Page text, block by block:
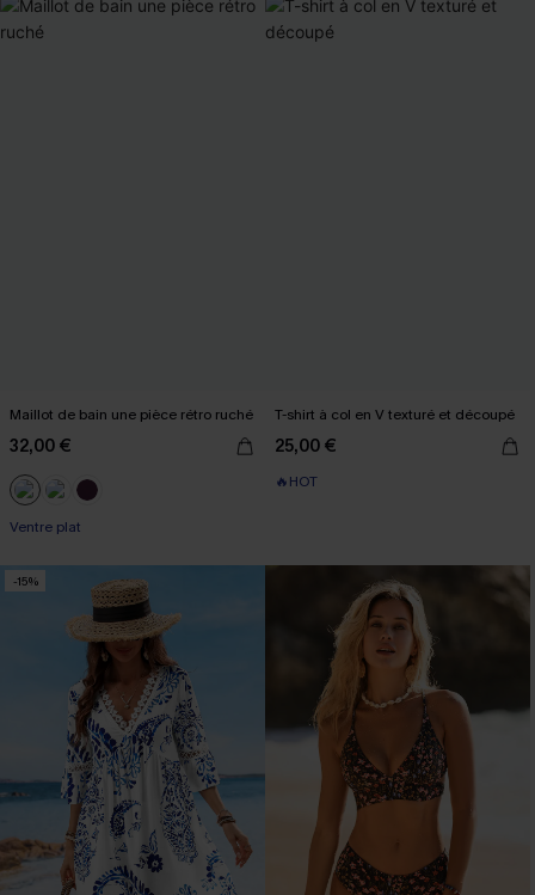
Maillot de bain une pièce rétro ruché
32,00 €
Ventre plat
T-shirt à col en V texturé et découpé
25,00 €
🔥HOT
-15%